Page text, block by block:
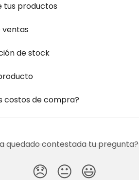
tus productos
ventas
de stock
costos de compra?
quedado contestada tu pregunta?
😞 😐 😃